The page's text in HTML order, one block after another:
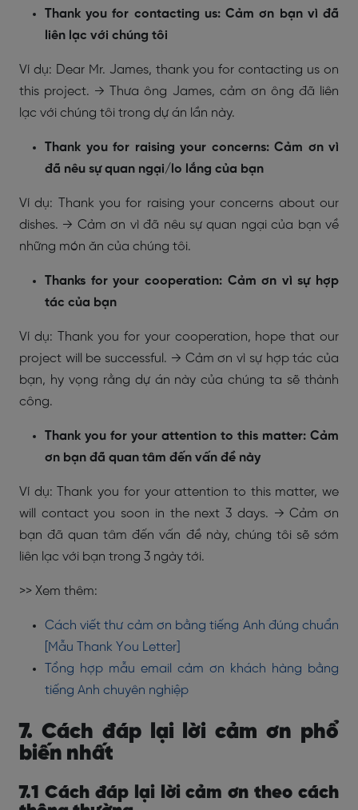
Thank you for contacting us: Cảm ơn bạn vì đã
liên lạc với chúng tôi
Ví dụ: Dear Mr. James, thank you for contacting us on
this project. → Thưa ông James, cảm ơn ông đã liên
lạc với chúng tôi trong dự án lần này.
Thank you for raising your concerns: Cảm ơn vì
đã nêu sự quan ngại/lo lắng của bạn
Ví dụ: Thank you for raising your concerns about our
dishes. → Cảm ơn vì đã nêu sự quan ngại của bạn về
những món ăn của chúng tôi.
Thanks for your cooperation: Cảm ơn vì sự hợp
tác của bạn
Ví dụ: Thank you for your cooperation, hope that our
project will be successful. → Cảm ơn vì sự hợp tác của
bạn, hy vọng rằng dự án này của chúng ta sẽ thành
công.
Thank you for your attention to this matter: Cảm
ơn bạn đã quan tâm đến vấn đề này
Ví dụ: Thank you for your attention to this matter, we
will contact you soon in the next 3 days. → Cảm ơn
bạn đã quan tâm đến vấn đề này, chúng tôi sẽ sớm
liên lạc với bạn trong 3 ngày tới.
>> Xem thêm:
Cách viết thư cảm ơn bằng tiếng Anh đúng chuẩn
[Mẫu Thank You Letter]
Tổng hợp mẫu email cảm ơn khách hàng bằng
tiếng Anh chuyên nghiệp
7. Cách đáp lại lời cảm ơn phổ
biến nhất
7.1 Cách đáp lại lời cảm ơn theo cách